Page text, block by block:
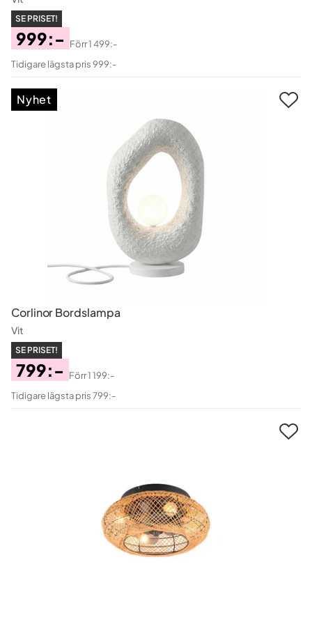
SE PRISET!
Pris
999:-
Original
Pris
Förr1 499:-
Tidigare lägsta pris 999:-
Corlinor Bordslampa
Vit
SE PRISET!
Pris
799:-
Original
Pris
Förr1 199:-
Tidigare lägsta pris 799:-
Nyhet